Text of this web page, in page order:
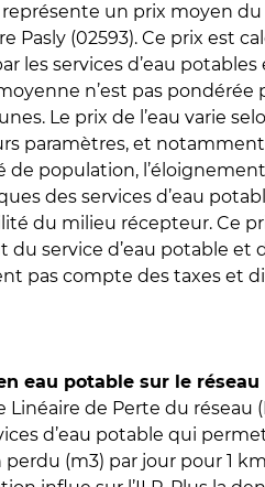
représente un prix moyen
Pasly (02593). Ce prix est
les services d’eau
n’est pas pondérée
Le prix de l’eau varie
paramètres, et
de population,
des services d’eau
du milieu récepteur. Ce
du service d’eau potable et
pas compte des taxes et
eau potable sur le réseau
Linéaire de Perte du
d’eau potable qui
perdu (m3) par jour pour 1